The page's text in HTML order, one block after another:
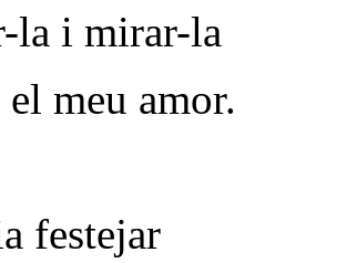
la i mirar-la
meu amor.
festejar